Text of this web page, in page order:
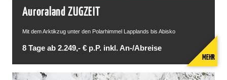
Auroraland ZUGZEIT
Mit dem Arktikzug unter den Polarhimmel Lapplands bis Abisko
8 Tage ab 2.249,- € p.P. inkl. An-/Abreise
MEHR